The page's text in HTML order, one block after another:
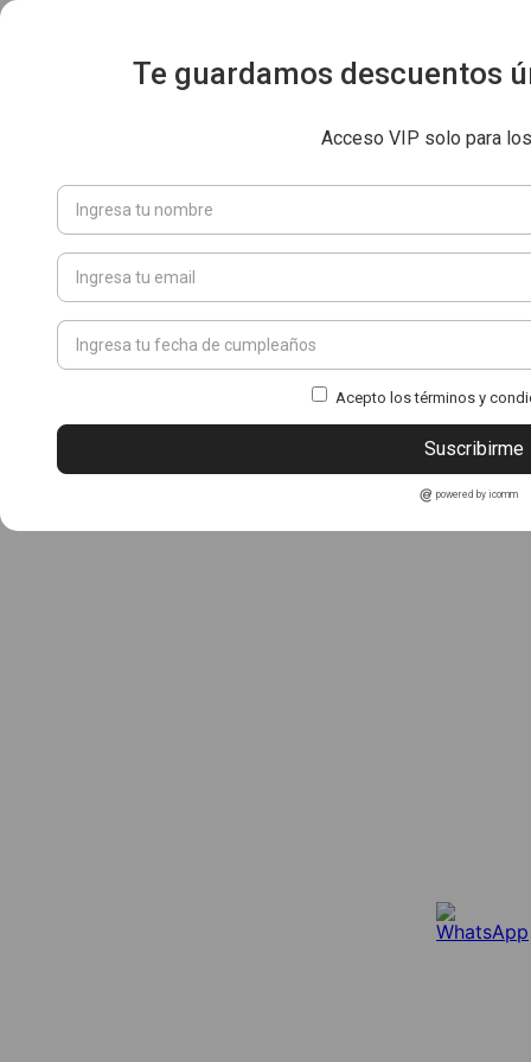
Te guardamos descuentos
Acceso VIP solo para
Acepto los términos y
Suscribirme
powered by icomm